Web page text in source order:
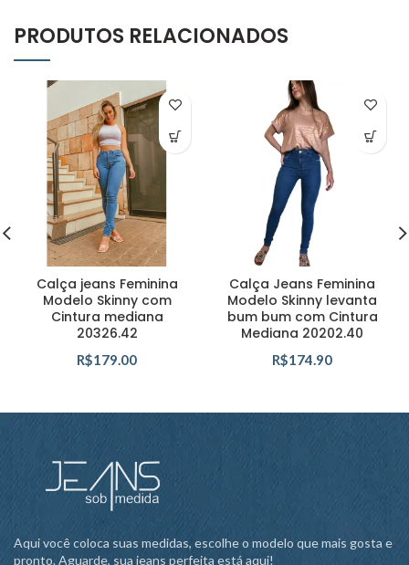
PRODUTOS RELACIONADOS
Calça jeans Feminina
Modelo Skinny com
Cintura mediana
20326.42
R$179.00
Calça Jeans Feminina
Modelo Skinny levanta
bum bum com Cintura
Mediana 20202.40
R$174.90
Aqui você coloca suas medidas, escolhe o modelo que mais gosta e
pronto. Aguarde, sua jeans perfeita está aqui!